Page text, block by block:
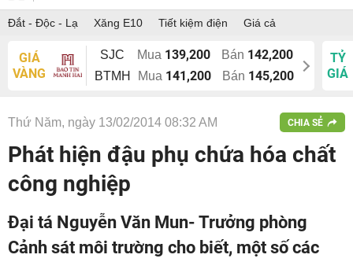
Đắt - Độc - Lạ Xăng E10 Tiết kiệm điện Giá cả
GIÁ
VÀNG
SJC Mua 139,200 Bán 142,200
BTMH Mua 141,200 Bán 145,200
TỶ
GIÁ
Thứ Năm, ngày 13/02/2014 08:32 AM CHIA SẺ
Phát hiện đậu phụ chứa hóa chất
công nghiệp
Đại tá Nguyễn Văn Mun- Trưởng phòng
Cảnh sát môi trường cho biết, một số các